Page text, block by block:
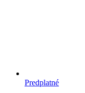
Predplatné